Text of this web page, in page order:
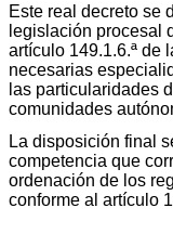
Este real decreto se
legislación procesal
artículo 149.1.6.ª de
necesarias
las particularidades
comunidades
La disposición final
competencia que
ordenación de los
conforme al artículo